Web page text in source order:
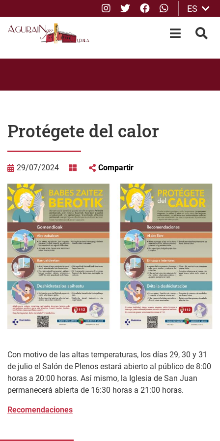
Instagram
TwitterFacebook
whatsApp
ES
OPEN-
Protégete del calor
29/07/2024 Compartir
Con motivo de las altas temperaturas, los días 29, 30 y 31
de julio el Salón de Plenos estará abierto al público de 8:00
horas a 20:00 horas. Así mismo, la Iglesia de San Juan
permanecerá abierta de 16:30 horas a 21:00 horas.
Recomendaciones